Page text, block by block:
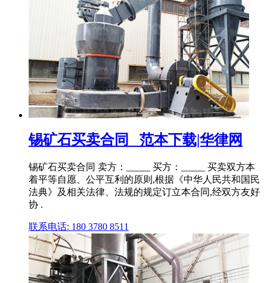
锡矿石买卖合同 _范本下载|华律网
锡矿石买卖合同 卖方：_____ 买方：_____ 买卖双方本
着平等自愿、公平互利的原则,根据《中华人民共和国民
法典》及相关法律、法规的规定订立本合同,经双方友好
协 .
联系电话: 180 3780 8511